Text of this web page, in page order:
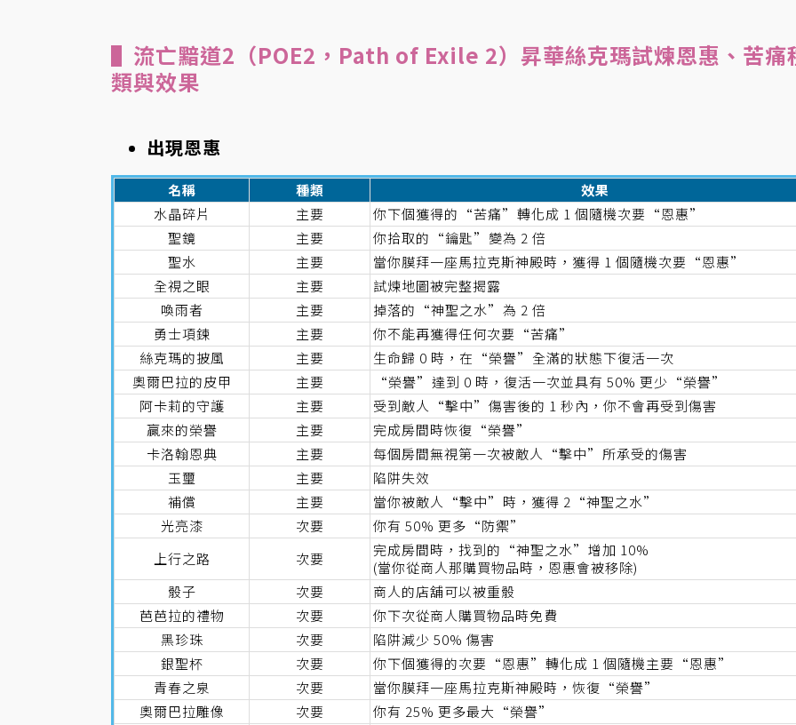
▌流亡黯道2（POE2，Path of Exile 2）昇華絲克瑪試煉恩惠、苦痛
類與效果
出現恩惠
名稱 種類
效果
水晶碎片
主要
你下個獲得的“苦痛”轉化成 1 個隨機次要“恩惠”
聖鏡
主要
你拾取的“鑰匙”變為 2 倍
聖水
主要
當你膜拜一座馬拉克斯神殿時，獲得 1 個隨機次要“恩惠”
全視之眼
主要
試煉地圖被完整揭露
喚雨者
主要
掉落的“神聖之水”為 2 倍
勇士項鍊
主要
你不能再獲得任何次要“苦痛”
絲克瑪的披風
主要
生命歸 0 時，在“榮譽”全滿的狀態下復活一次
奧爾巴拉的皮甲
主要
“榮譽”達到 0 時，復活一次並具有 50% 更少“榮譽”
阿卡莉的守護
主要
受到敵人“擊中”傷害後的 1 秒內，你不會再受到傷害
贏來的榮譽
主要
完成房間時恢復“榮譽”
卡洛翰恩典
主要
每個房間無視第一次被敵人“擊中”所承受的傷害
玉璽
主要
陷阱失效
補償
主要
當你被敵人“擊中”時，獲得 2“神聖之水”
光亮漆
次要
你有 50% 更多“防禦”
上行之路
次要
完成房間時，找到的“神聖之水”增加 10%
(當你從商人那購買物品時，恩惠會被移除)
骰子
次要
商人的店舖可以被重骰
芭芭拉的禮物
次要
你下次從商人購買物品時免費
黑珍珠
次要
陷阱減少 50% 傷害
銀聖杯
次要
你下個獲得的次要“恩惠”轉化成 1 個隨機主要“恩惠”
青春之泉
次要
當你膜拜一座馬拉克斯神殿時，恢復“榮譽”
奧爾巴拉雕像
次要
你有 25% 更多最大“榮譽”